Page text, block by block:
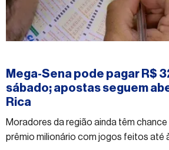
Mega-Sena pode pagar R$
sábado; apostas seguem
Rica
Moradores da região ainda têm
prêmio milionário com jogos feitos até